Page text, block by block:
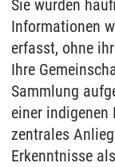
Sie würden
Informationen
erfasst, ohne
Ihre
Sammlung
einer indigenen
zentrales
Erkenntnisse